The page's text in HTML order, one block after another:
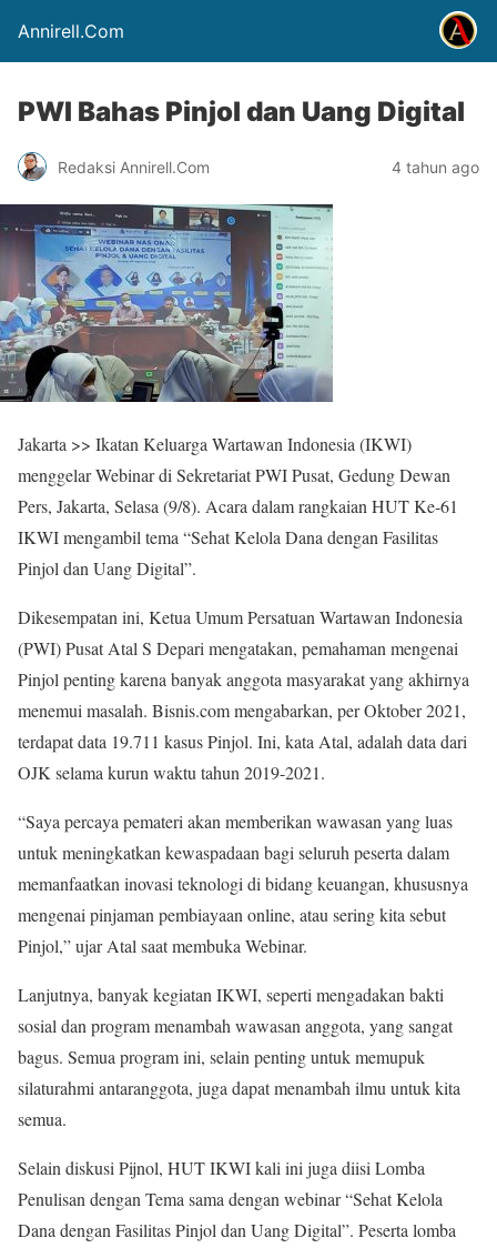
Annirell.Com
PWI Bahas Pinjol dan Uang Digital
Redaksi Annirell.Com 4 tahun ago
Jakarta >> Ikatan Keluarga Wartawan Indonesia (IKWI)
menggelar Webinar di Sekretariat PWI Pusat, Gedung Dewan
Pers, Jakarta, Selasa (9/8). Acara dalam rangkaian HUT Ke-61
IKWI mengambil tema “Sehat Kelola Dana dengan Fasilitas
Pinjol dan Uang Digital”.
Dikesempatan ini, Ketua Umum Persatuan Wartawan Indonesia
(PWI) Pusat Atal S Depari mengatakan, pemahaman mengenai
Pinjol penting karena banyak anggota masyarakat yang akhirnya
menemui masalah. Bisnis.com mengabarkan, per Oktober 2021,
terdapat data 19.711 kasus Pinjol. Ini, kata Atal, adalah data dari
OJK selama kurun waktu tahun 2019-2021.
“Saya percaya pemateri akan memberikan wawasan yang luas
untuk meningkatkan kewaspadaan bagi seluruh peserta dalam
memanfaatkan inovasi teknologi di bidang keuangan, khususnya
mengenai pinjaman pembiayaan online, atau sering kita sebut
Pinjol,” ujar Atal saat membuka Webinar.
Lanjutnya, banyak kegiatan IKWI, seperti mengadakan bakti
sosial dan program menambah wawasan anggota, yang sangat
bagus. Semua program ini, selain penting untuk memupuk
silaturahmi antaranggota, juga dapat menambah ilmu untuk kita
semua.
Selain diskusi Pijnol, HUT IKWI kali ini juga diisi Lomba
Penulisan dengan Tema sama dengan webinar “Sehat Kelola
Dana dengan Fasilitas Pinjol dan Uang Digital”. Peserta lomba